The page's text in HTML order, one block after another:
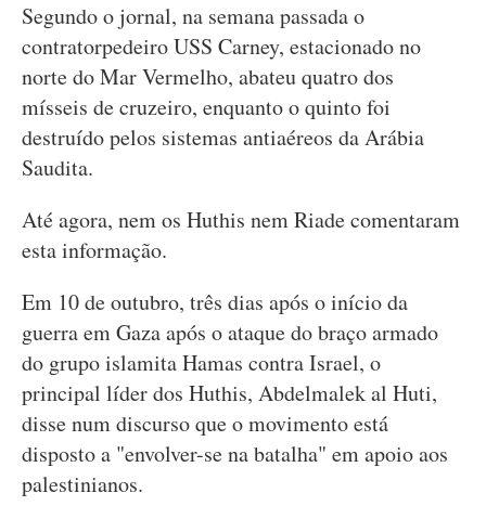
Segundo o jornal, na semana passada o
contratorpedeiro USS Carney, estacionado no
norte do Mar Vermelho, abateu quatro dos
mísseis de cruzeiro, enquanto o quinto foi
destruído pelos sistemas antiaéreos da Arábia
Saudita.
Até agora, nem os Huthis nem Riade comentaram
esta informação.
Em 10 de outubro, três dias após o início da
guerra em Gaza após o ataque do braço armado
do grupo islamita Hamas contra Israel, o
principal líder dos Huthis, Abdelmalek al Huti,
disse num discurso que o movimento está
disposto a "envolver-se na batalha" em apoio aos
palestinianos.